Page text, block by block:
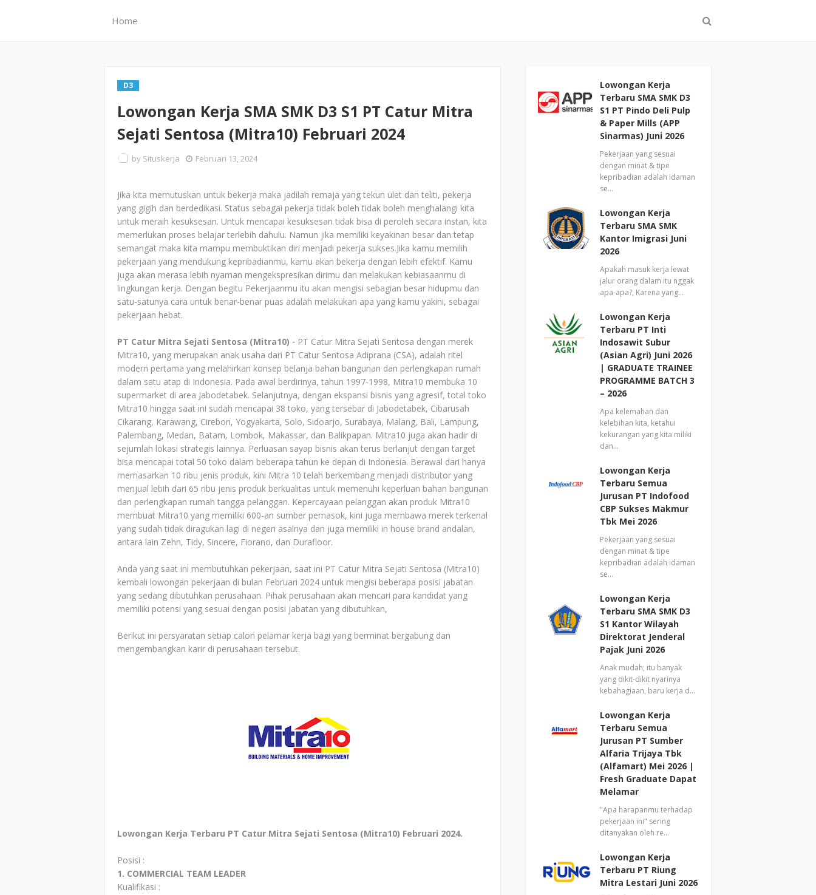
Home
D3
Lowongan Kerja SMA SMK D3 S1 PT Catur Mitra
Sejati Sentosa (Mitra10) Februari 2024
by Situskerja Februari 13, 2024
Jika kita memutuskan untuk bekerja maka jadilah remaja yang tekun ulet dan teliti, pekerja
yang gigih dan berdedikasi. Status sebagai pekerja tidak boleh tidak boleh menghalangi kita
untuk meraih kesuksesan. Untuk mencapai kesuksesan tidak bisa di peroleh secara instan, kita
memerlukan proses belajar terlebih dahulu. Namun jika memiliki keyakinan besar dan tetap
semangat maka kita mampu membuktikan diri menjadi pekerja sukses.Jika kamu memilih
pekerjaan yang mendukung kepribadianmu, kamu akan bekerja dengan lebih efektif. Kamu
juga akan merasa lebih nyaman mengekspresikan dirimu dan melakukan kebiasaanmu di
lingkungan kerja. Dengan begitu Pekerjaanmu itu akan mengisi sebagian besar hidupmu dan
satu-satunya cara untuk benar-benar puas adalah melakukan apa yang kamu yakini, sebagai
pekerjaan hebat.
PT Catur Mitra Sejati Sentosa (Mitra10) - PT Catur Mitra Sejati Sentosa dengan merek
Mitra10, yang merupakan anak usaha dari PT Catur Sentosa Adiprana (CSA), adalah ritel
modern pertama yang melahirkan konsep belanja bahan bangunan dan perlengkapan rumah
dalam satu atap di Indonesia. Pada awal berdirinya, tahun 1997-1998, Mitra10 membuka 10
supermarket di area Jabodetabek. Selanjutnya, dengan ekspansi bisnis yang agresif, total toko
Mitra10 hingga saat ini sudah mencapai 38 toko, yang tersebar di Jabodetabek, Cibarusah
Cikarang, Karawang, Cirebon, Yogyakarta, Solo, Sidoarjo, Surabaya, Malang, Bali, Lampung,
Palembang, Medan, Batam, Lombok, Makassar, dan Balikpapan. Mitra10 juga akan hadir di
sejumlah lokasi strategis lainnya. Perluasan sayap bisnis akan terus berlanjut dengan target
bisa mencapai total 50 toko dalam beberapa tahun ke depan di Indonesia. Berawal dari hanya
memasarkan 10 ribu jenis produk, kini Mitra 10 telah berkembang menjadi distributor yang
menjual lebih dari 65 ribu jenis produk berkualitas untuk memenuhi keperluan bahan bangunan
dan perlengkapan rumah tangga pelanggan. Kepercayaan pelanggan akan produk Mitra10
membuat Mitra10 yang memiliki 600-an sumber pemasok, kini juga membawa merek terkenal
yang sudah tidak diragukan lagi di negeri asalnya dan juga memiliki in house brand andalan,
antara lain Zehn, Tidy, Sincere, Fiorano, dan Durafloor.
Anda yang saat ini membutuhkan pekerjaan, saat ini PT Catur Mitra Sejati Sentosa (Mitra10)
kembali lowongan pekerjaan di bulan Februari 2024 untuk mengisi beberapa posisi jabatan
yang sedang dibutuhkan perusahaan. Pihak perusahaan akan mencari para kandidat yang
memiliki potensi yang sesuai dengan posisi jabatan yang dibutuhkan,
Berikut ini persyaratan setiap calon pelamar kerja bagi yang berminat bergabung dan
mengembangkan karir di perusahaan tersebut.
Lowongan Kerja Terbaru PT Catur Mitra Sejati Sentosa (Mitra10) Februari 2024.
Posisi :
1. COMMERCIAL TEAM LEADER
Kualifikasi :
Lowongan Kerja
Terbaru SMA SMK D3
S1 PT Pindo Deli Pulp
& Paper Mills (APP
Sinarmas) Juni 2026
Pekerjaan yang sesuai
dengan minat & tipe
kepribadian adalah idaman
se…
Lowongan Kerja
Terbaru SMA SMK
Kantor Imigrasi Juni
2026
Apakah masuk kerja lewat
jalur orang dalam itu nggak
apa-apa?, Karena yang…
Lowongan Kerja
Terbaru PT Inti
Indosawit Subur
(Asian Agri) Juni 2026
| GRADUATE TRAINEE
PROGRAMME BATCH 3
– 2026
Apa kelemahan dan
kelebihan kita, ketahui
kekurangan yang kita miliki
dan…
Lowongan Kerja
Terbaru Semua
Jurusan PT Indofood
CBP Sukses Makmur
Tbk Mei 2026
Pekerjaan yang sesuai
dengan minat & tipe
kepribadian adalah idaman
se…
Lowongan Kerja
Terbaru SMA SMK D3
S1 Kantor Wilayah
Direktorat Jenderal
Pajak Juni 2026
Anak mudah; itu banyak
yang dikit-dikit nyarinya
kebahagiaan, baru kerja d…
Lowongan Kerja
Terbaru Semua
Jurusan PT Sumber
Alfaria Trijaya Tbk
(Alfamart) Mei 2026 |
Fresh Graduate Dapat
Melamar
"Apa harapanmu terhadap
pekerjaan ini" sering
ditanyakan oleh re…
Lowongan Kerja
Terbaru PT Riung
Mitra Lestari Juni 2026